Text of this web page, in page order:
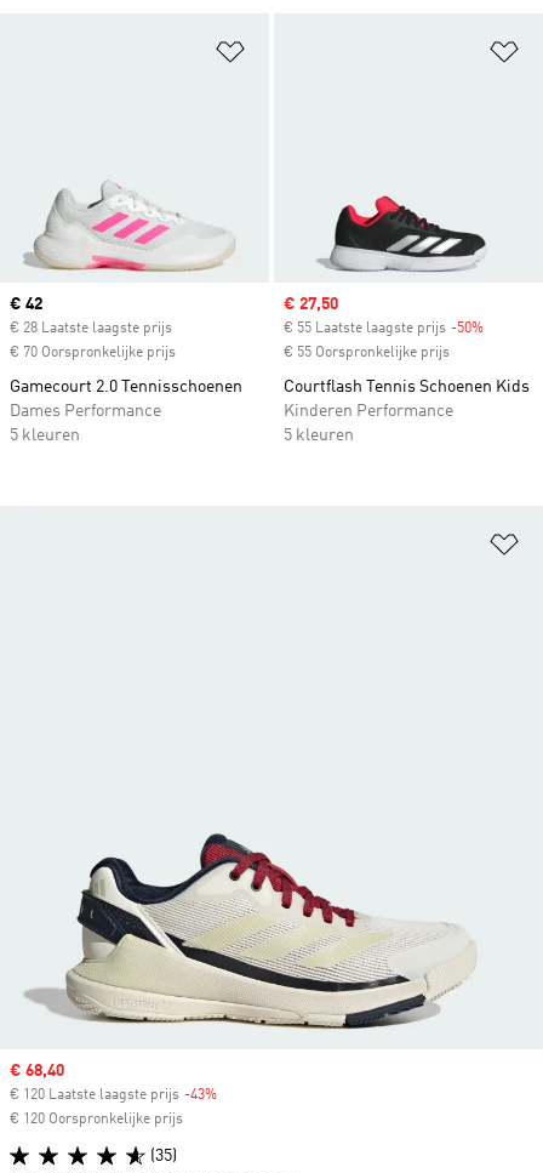
Current price
€ 42
€ 28 Laatste laagste prijs
€ 70 Oorspronkelijke prijs
Gamecourt 2.0 Tennisschoenen
Dames Performance
5 kleuren
Sale price
€ 27,50
€ 55 Laatste laagste prijs -50%
€ 55 Oorspronkelijke prijs
Courtflash Tennis Schoenen Kids
Kinderen Performance
5 kleuren
Sale price
€ 68,40
€ 120 Laatste laagste prijs -43%
€ 120 Oorspronkelijke prijs
(35)